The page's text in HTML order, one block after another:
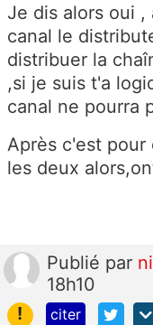
Je dis alors oui
canal le
distribuer la
,si je suis t'a
canal ne pourra
Après c'est pour
les deux
Publié par
18h10
!
citer